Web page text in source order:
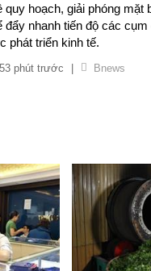
quy hoạch, giải phóng mặt
đẩy nhanh tiến độ các
phát triển kinh tế.
53 phút trước Bnews